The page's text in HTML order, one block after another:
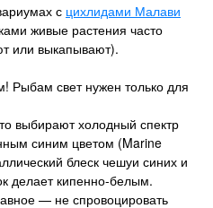
с цихлидами Малави
живые растения часто
или выкапывают).
Рыбам свет нужен только для
выбирают холодный спектр
синим цветом (Marine
блеск чешуи синих и
делает кипенно-белым.
— не спровоцировать